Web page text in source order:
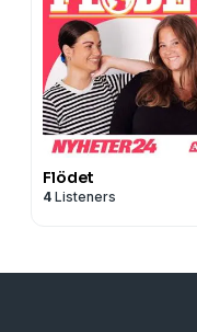
Flödet
4 Listeners